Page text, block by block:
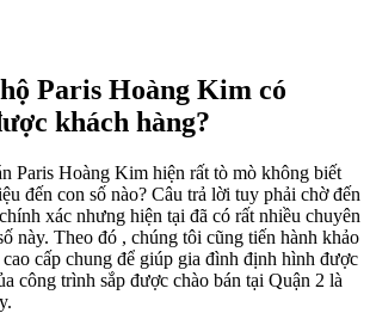
Paris Hoàng Kim có
khách hàng?
Paris Hoàng Kim hiện rất tò mò không biết
đến con số nào? Câu trả lời tuy phải chờ đến
xác nhưng hiện tại đã có rất nhiều chuyên
này. Theo đó , chúng tôi cũng tiến hành khảo
cấp chung để giúp gia đình định hình được
công trình sắp được chào bán tại Quận 2 là